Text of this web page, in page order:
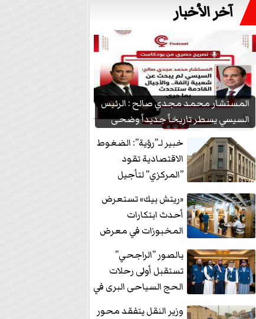
آخر الأخبار
المستشار محمد مجدي صالح : الرئيس
السيسي يسطر تاريخاً جديداً وضحى
بشعبيته...
خبير لـ”رؤية”: الضغوط
الاقتصادية تقود
”المركزي” لتأجيل
«ريتش بيك» تستعرض
أحدث ابتكارات
المخبوزات في معرض
منتجات...
بالصور ”الراجحي”
تستقبل أولى رحلات
الحج السياحى البرى في
وزير النقل يتفقد محور